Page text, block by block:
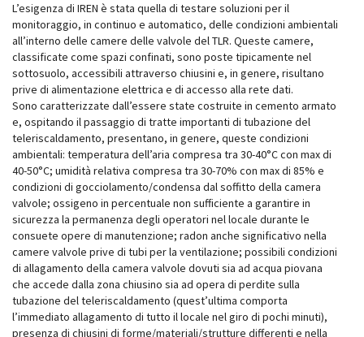
L’esigenza di IREN è stata quella di testare soluzioni per il
monitoraggio, in continuo e automatico, delle condizioni ambientali
all’interno delle camere delle valvole del TLR. Queste camere,
classificate come spazi confinati, sono poste tipicamente nel
sottosuolo, accessibili attraverso chiusini e, in genere, risultano
prive di alimentazione elettrica e di accesso alla rete dati.
Sono caratterizzate dall’essere state costruite in cemento armato
e, ospitando il passaggio di tratte importanti di tubazione del
teleriscaldamento, presentano, in genere, queste condizioni
ambientali: temperatura dell’aria compresa tra 30-40°C con max di
40-50°C; umidità relativa compresa tra 30-70% con max di 85% e
condizioni di gocciolamento/condensa dal soffitto della camera
valvole; ossigeno in percentuale non sufficiente a garantire in
sicurezza la permanenza degli operatori nel locale durante le
consuete opere di manutenzione; radon anche significativo nella
camere valvole prive di tubi per la ventilazione; possibili condizioni
di allagamento della camera valvole dovuti sia ad acqua piovana
che accede dalla zona chiusino sia ad opera di perdite sulla
tubazione del teleriscaldamento (quest’ultima comporta
l’immediato allagamento di tutto il locale nel giro di pochi minuti),
presenza di chiusini di forme/materiali/strutture differenti e nella